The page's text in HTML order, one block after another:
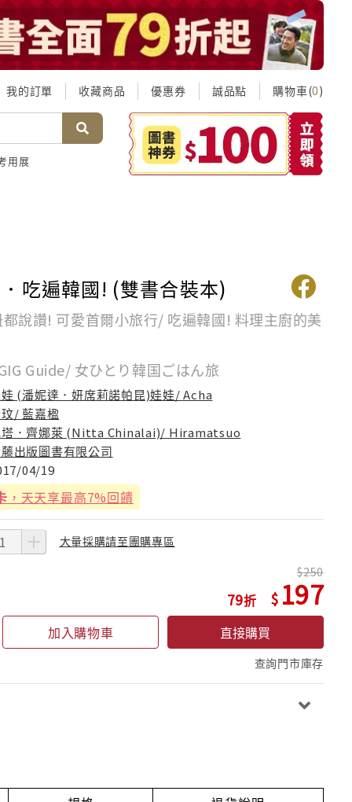
我的訂單 收藏商品 優惠券 誠品點 購物車(0)
用展
吃遍韓國! (雙書合裝本)
說讚! 可愛首爾小旅行/ 吃遍韓國! 料理主廚的美
Guide/ 女ひとり韓国ごはん旅
(潘妮達．妍席莉諾帕昆)娃娃/ Acha
/ 藍嘉楹
．齊娜萊 (Nitta Chinalai)/ Hiramatsuo
出版圖書有限公司
04/19
，天天享最高7%回饋
大量採購請至團購專區
79
250
197
加入購物車 直接購買
查詢門市庫存